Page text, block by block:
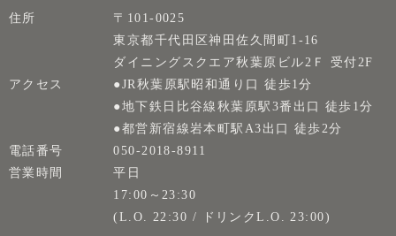
住所
〒101-0025
東京都千代田区神田佐久間町1-16
ダイニングスクエア秋葉原ビル2Ｆ 受付2F
アクセス
●JR秋葉原駅昭和通り口 徒歩1分
●地下鉄日比谷線秋葉原駅3番出口 徒歩1分
●都営新宿線岩本町駅A3出口 徒歩2分
電話番号
050-2018-8911
営業時間
平日
17:00～23:30
(L.O. 22:30 / ドリンクL.O. 23:00)